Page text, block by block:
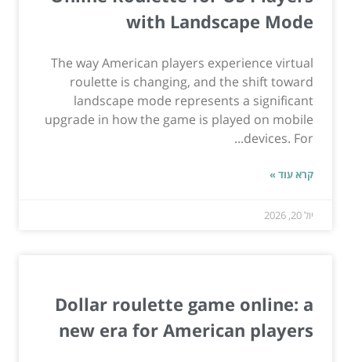
with Landscape Mode
The way American players experience virtual
roulette is changing, and the shift toward
landscape mode represents a significant
upgrade in how the game is played on mobile
devices. For...
קרא עוד »
יול 20, 2026
Dollar roulette game online: a
new era for American players